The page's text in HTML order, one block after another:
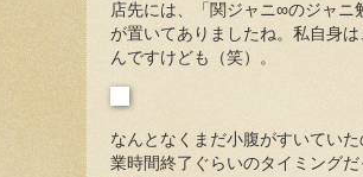
店先には、「関ジャニ∞のジャニ
が置いてありましたね。私自身
んですけども（笑）。
なんとなくまだ小腹がすいてい
業時間終了ぐらいのタイミング